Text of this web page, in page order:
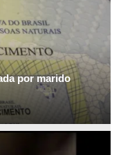
por marido